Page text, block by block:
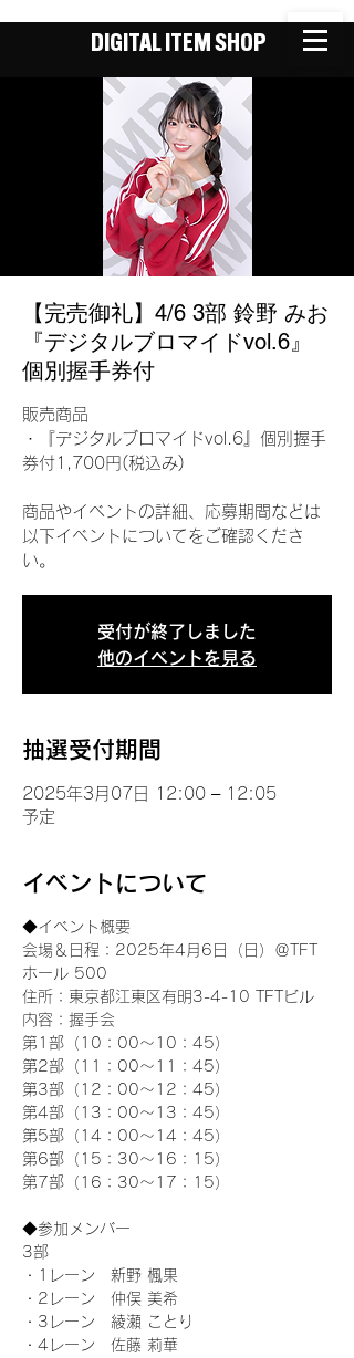
DIGITAL ITEM SHOP
【完売御礼】4/6 3部 鈴野 みお
『デジタルブロマイドvol.6』
個別握手券付
販売商品
・『デジタルブロマイドvol.6』個別握手
券付1,700円(税込み)
商品やイベントの詳細、応募期間などは
以下イベントについてをご確認くださ
い。
受付が終了しました
他のイベントを見る
抽選受付期間
2025年3月07日 12:00 – 12:05
予定
イベントについて
◆イベント概要
会場＆日程：2025年4月6日（日）＠TFT
ホール 500
住所：東京都江東区有明3-4-10 TFTビル
内容：握手会
第1部（10：00～10：45）
第2部（11：00～11：45）
第3部（12：00～12：45）
第4部（13：00～13：45）
第5部（14：00～14：45）
第6部（15：30～16：15）
第7部（16：30～17：15）
◆参加メンバー
3部
・1レーン　新野 楓果
・2レーン　仲俣 美希
・3レーン　綾瀬 ことり
・4レーン　佐藤 莉華